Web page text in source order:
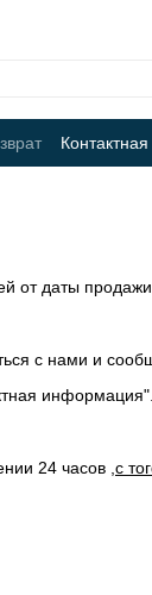
от даты продажи.
с нами и
информация".
24 часов , с